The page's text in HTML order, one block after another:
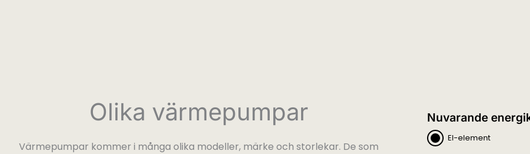
Olika värmepumpar
Värmepumpar kommer i många olika modeller, märke och storlekar. De som
Nuvarande
El-element